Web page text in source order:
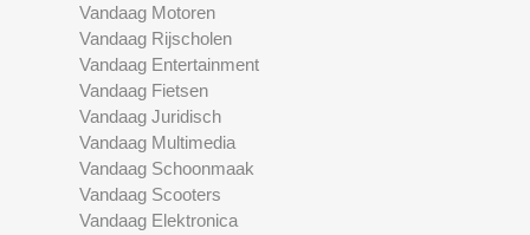
Vandaag Motoren
Vandaag Rijscholen
Vandaag Entertainment
Vandaag Fietsen
Vandaag Juridisch
Vandaag Multimedia
Vandaag Schoonmaak
Vandaag Scooters
Vandaag Elektronica